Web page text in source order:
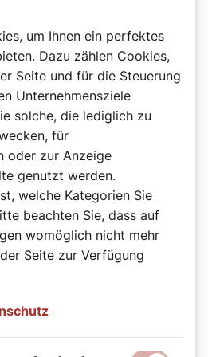
verabschiedeten
zählt im Sinne einer
nationaler und
Ferner soll die
an Bischofsernennungen
Mehrheit befürwortet die
von Rassismus in der Kirche,
früherer
von Klerikalismus und
sich die Versammlung
Vielfalt innerhalb der
sexuellen Missbrauchs von
zufolge künftig nicht mehr
liegen. Um neue
in der bislang
unten organisierten Kirche
Synode für eine
Kirchenrechts. Alle Punkte
um Ihnen ein perfektes
Dazu zählen Cookies,
Seite und für die Steuerung
Unternehmensziele
solche, die lediglich zu
für
oder zur Anzeige
genutzt werden.
welche Kategorien Sie
beachten Sie, dass auf
womöglich nicht mehr
Seite zur Verfügung